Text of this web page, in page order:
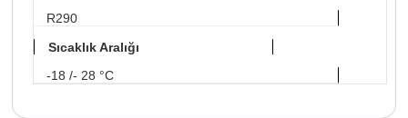
R290
Sıcaklık Aralığı
-18 /- 28 °C